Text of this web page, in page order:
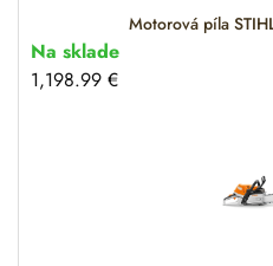
Motorová píla
Na sklade
1,198.99 €